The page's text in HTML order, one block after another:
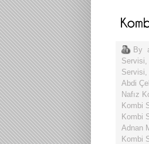
By
Servisi,
Servisi,
Abdi
Nafız
Kombi
Kombi
Adnan
Kombi